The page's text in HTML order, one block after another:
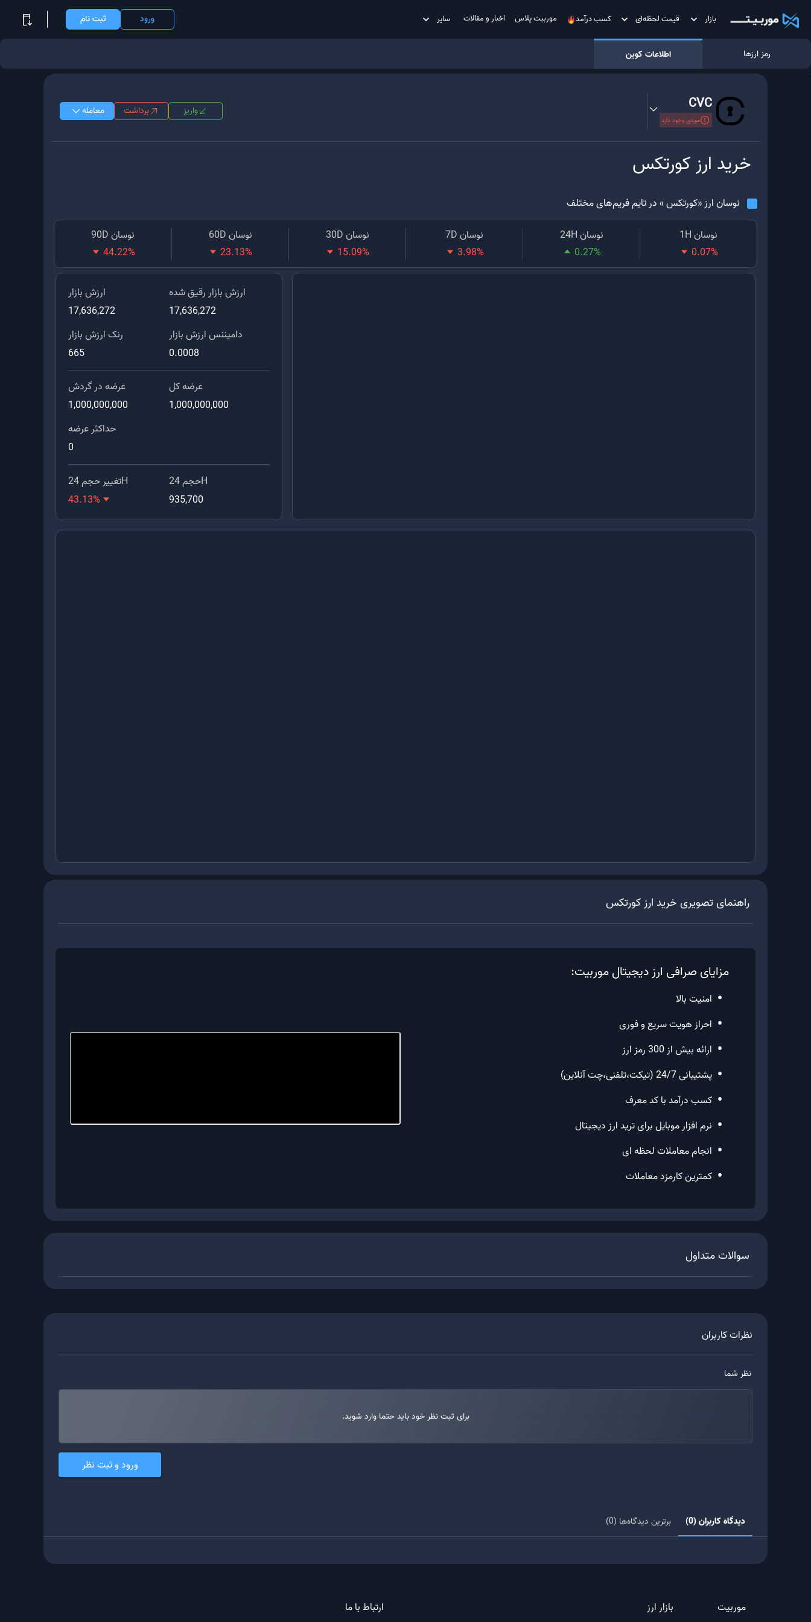
بازار قیمت لحظه‌ای کسب درآمد موربیت پلاس اخبار و مقالات سایر ورود ثبت نام
رمز ارزها
اطلاعات کوین
;
CVC
موردی وجود دارد
واریز برداشت معامله
خرید ارزکورتکس
نوسان ارز «کورتکس» در تایم فریم‌های مختلف
نوسان 1H
0.07%
نوسان 24H
0.27%
نوسان 7D
3.98%
نوسان 30D
15.09%
نوسان 60D
23.13%
نوسان 90D
44.22%
ارزش بازار
17,636,272
ارزش بازار رقیق شده
17,636,272
رنک ارزش بازار
665
دامیننس ارزش بازار
0.0008
عرضه در گردش
1,000,000,000
عرضه کل
1,000,000,000
حداکثر عرضه
0
تغییر حجم 24H
43.13%
حجم 24H
935,700
راهنمای تصویری خرید ارزکورتکس
مزایای صرافی ارز دیجیتال موربیت:
• امنیت بالا
• احراز هویت سریع و فوری
• ارائه بیش از 300 رمز ارز
• پشتیبانی 24/7 (تیکت،تلفنی،چت آنلاین)
• کسب درآمد با کد معرف
• نرم افزار موبایل برای ترید ارز دیجیتال
• انجام معاملات لحظه ای
• کمترین کارمزد معاملات
سوالات متداول
نظرات کاربران
نظر شما
برای ثبت نظر خود باید حتما وارد شوید.
ورود و ثبت نظر
دیدگاه کاربران (0) برترین دیدگاه‌ها (0)
موربیت بازار ارز ارتباط با ما